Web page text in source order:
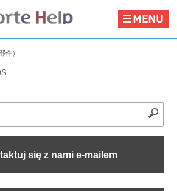
件）
się z nami e-mailem